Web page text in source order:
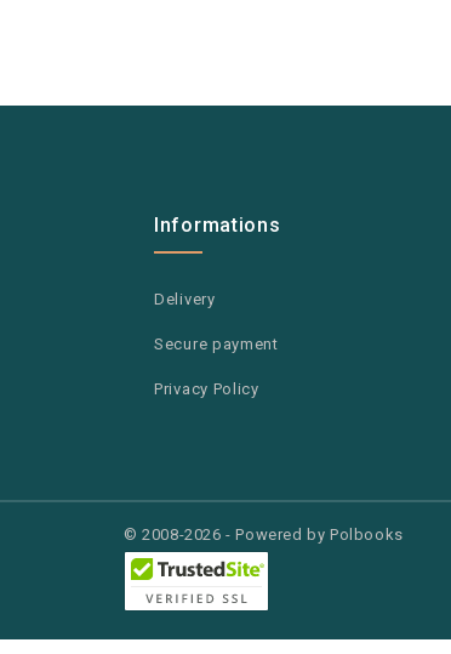
Informations
Delivery
Secure payment
Privacy Policy
© 2008-2026 - Powered by Polbooks